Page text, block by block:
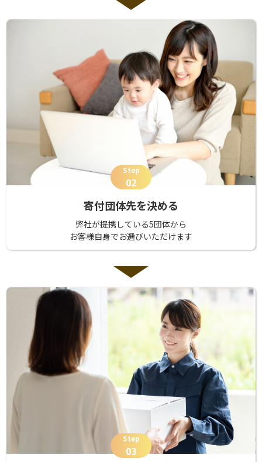
Step
02
寄付団体先を決める
弊社が提携している5団体から
お客様自身でお選びいただけます
Step
03